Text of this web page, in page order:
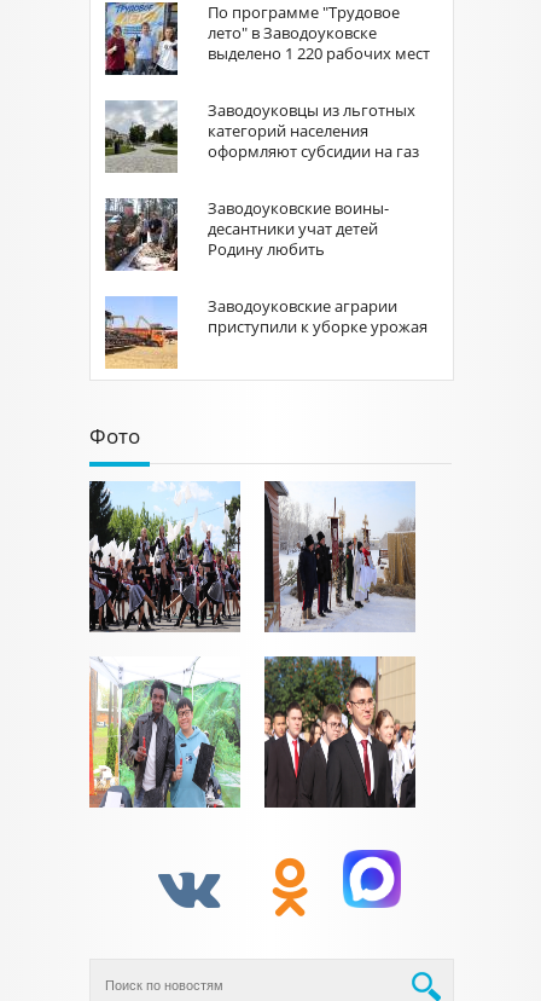
По программе "Трудовое
лето" в Заводоуковске
выделено 1 220 рабочих мест
Заводоуковцы из льготных
категорий населения
оформляют субсидии на газ
Заводоуковские воины-
десантники учат детей
Родину любить
Заводоуковские аграрии
приступили к уборке урожая
Фото